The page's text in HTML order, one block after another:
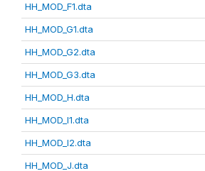
HH_MOD_F1.dta
HH_MOD_G1.dta
HH_MOD_G2.dta
HH_MOD_G3.dta
HH_MOD_H.dta
HH_MOD_I1.dta
HH_MOD_I2.dta
HH_MOD_J.dta